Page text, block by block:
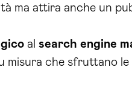
ma attira anche un
al search engine
misura che sfruttano